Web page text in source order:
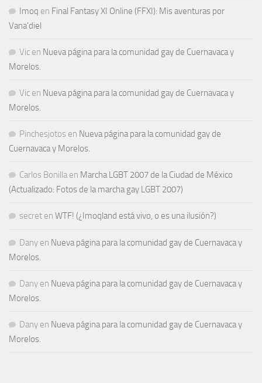
Imoq en Final Fantasy XI Online (FFXI): Mis aventuras por
Vana’diel
Vic en Nueva página para la comunidad gay de Cuernavaca y
Morelos.
Vic en Nueva página para la comunidad gay de Cuernavaca y
Morelos.
Pinchesjotos en Nueva página para la comunidad gay de
Cuernavaca y Morelos.
Carlos Bonilla en Marcha LGBT 2007 de la Ciudad de México
(Actualizado: Fotos de la marcha gay LGBT 2007)
secret en WTF! (¿Imoqland está vivo, o es una ilusión?)
Dany en Nueva página para la comunidad gay de Cuernavaca y
Morelos.
Dany en Nueva página para la comunidad gay de Cuernavaca y
Morelos.
Dany en Nueva página para la comunidad gay de Cuernavaca y
Morelos.